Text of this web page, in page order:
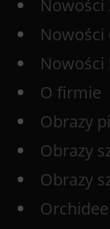
Nowości
Nowości
Nowości
O firmie
Obrazy
Obrazy
Obrazy
Orchidee